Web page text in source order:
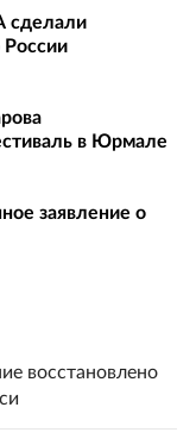
сделали
России
в Юрмале
заявление о
восстановлено